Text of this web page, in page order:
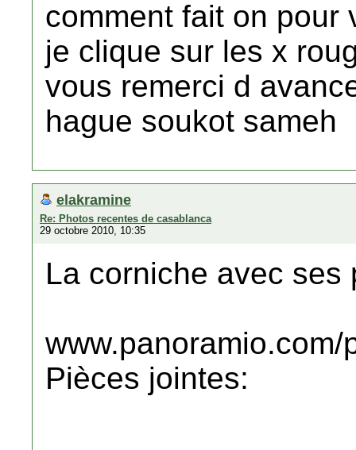
comment fait on pour
je clique sur les x
vous remerci d
hague soukot sameh
elakramine
Re: Photos recentes de casablanca
29 octobre 2010, 10:35
La corniche avec ses
Pièces jointes: